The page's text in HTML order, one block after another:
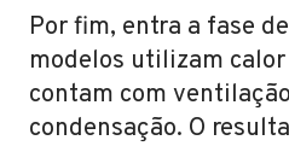
Por fim, entra a fase
modelos utilizam
contam com
condensação. O